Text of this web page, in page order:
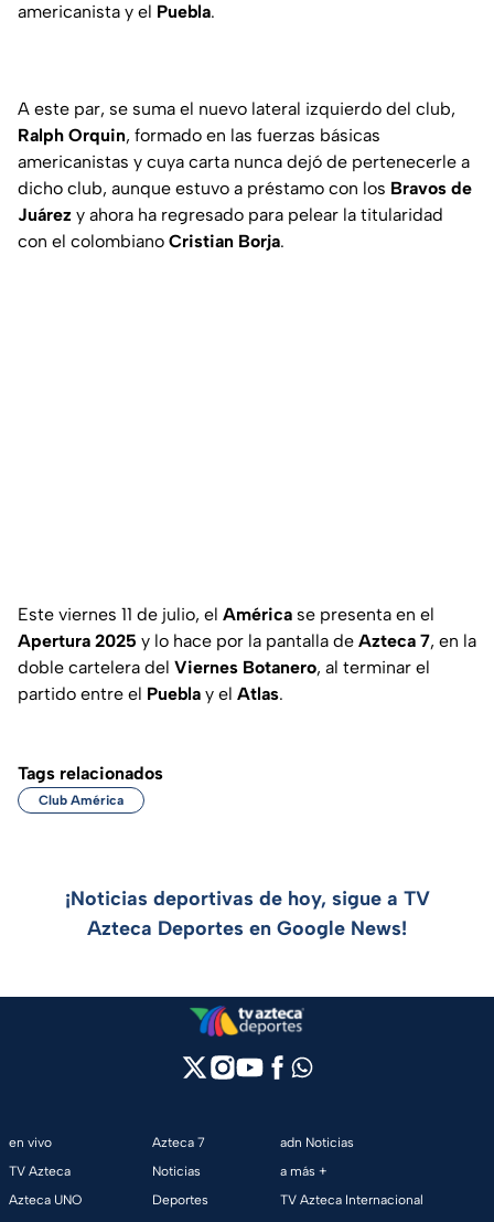
americanista y el Puebla.
A este par, se suma el nuevo lateral izquierdo del club,
Ralph Orquin, formado en las fuerzas básicas
americanistas y cuya carta nunca dejó de pertenecerle a
dicho club, aunque estuvo a préstamo con los Bravos de
Juárez y ahora ha regresado para pelear la titularidad
con el colombiano Cristian Borja.
Este viernes 11 de julio, el América se presenta en el
Apertura 2025 y lo hace por la pantalla de Azteca 7, en la
doble cartelera del Viernes Botanero, al terminar el
partido entre el Puebla y el Atlas.
Tags relacionados
Club América
¡Noticias deportivas de hoy, sigue a TV
Azteca Deportes en Google News!
en vivo
TV Azteca
Azteca UNO
Azteca 7
Noticias
Deportes
adn Noticias
a más +
TV Azteca Internacional